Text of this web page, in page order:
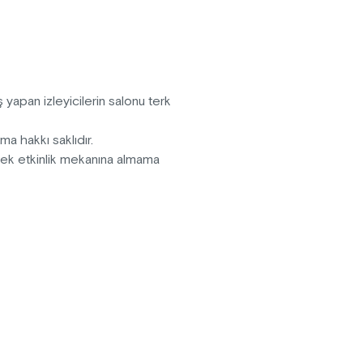
birbirlerine karşı nasıl
anlatıyor "Ha Cesaret".
yapan izleyicilerin salonu terk
hakkı saklıdır.
etkinlik mekanına almama